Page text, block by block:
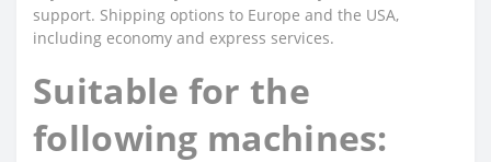
support. Shipping options to Europe and the USA,
including economy and express services.
Suitable for the
following machines: